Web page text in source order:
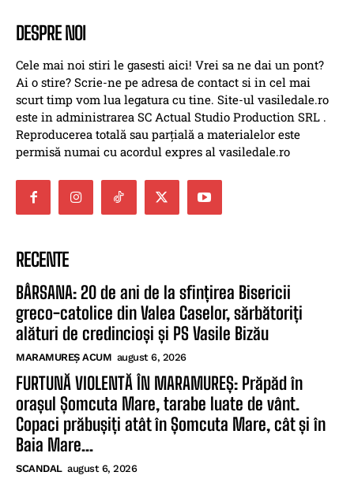
DESPRE NOI
Cele mai noi stiri le gasesti aici! Vrei sa ne dai un pont?
Ai o stire? Scrie-ne pe adresa de contact si in cel mai
scurt timp vom lua legatura cu tine. Site-ul vasiledale.ro
este in administrarea SC Actual Studio Production SRL .
Reproducerea totală sau parțială a materialelor este
permisă numai cu acordul expres al vasiledale.ro
RECENTE
BÂRSANA: 20 de ani de la sfințirea Bisericii
greco-catolice din Valea Caselor, sărbătoriți
alături de credincioși și PS Vasile Bizău
MARAMUREȘ ACUM august 6, 2026
FURTUNĂ VIOLENTĂ ÎN MARAMUREȘ: Prăpăd în
orașul Șomcuta Mare, tarabe luate de vânt.
Copaci prăbușiți atât în Șomcuta Mare, cât și în
Baia Mare...
SCANDAL august 6, 2026